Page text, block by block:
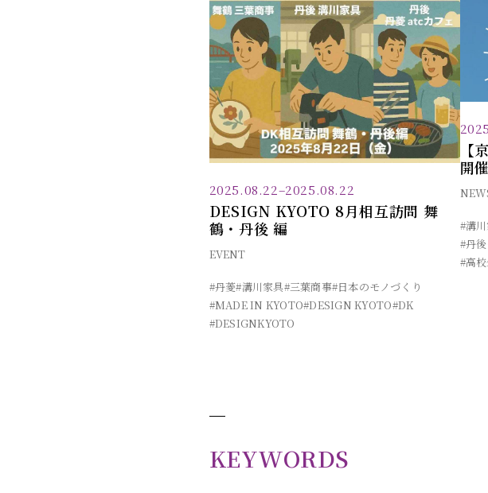
2025.08.22–2025.08.22
DESIGN KYOTO 8月相互訪問 舞
鶴・丹後 編
EVENT
#丹菱#溝川家具#三葉商事#日本のモノづくり
#MADE IN KYOTO#DESIGN KYOTO#DK
#DESIGNKYOTO
【
開
#溝
#丹
#高
KEYWORDS